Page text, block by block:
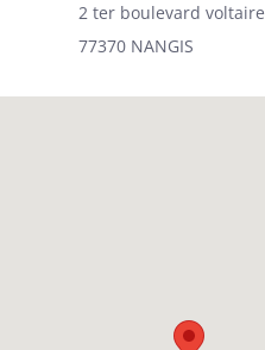
2 ter boulevard voltaire
77370 NANGIS